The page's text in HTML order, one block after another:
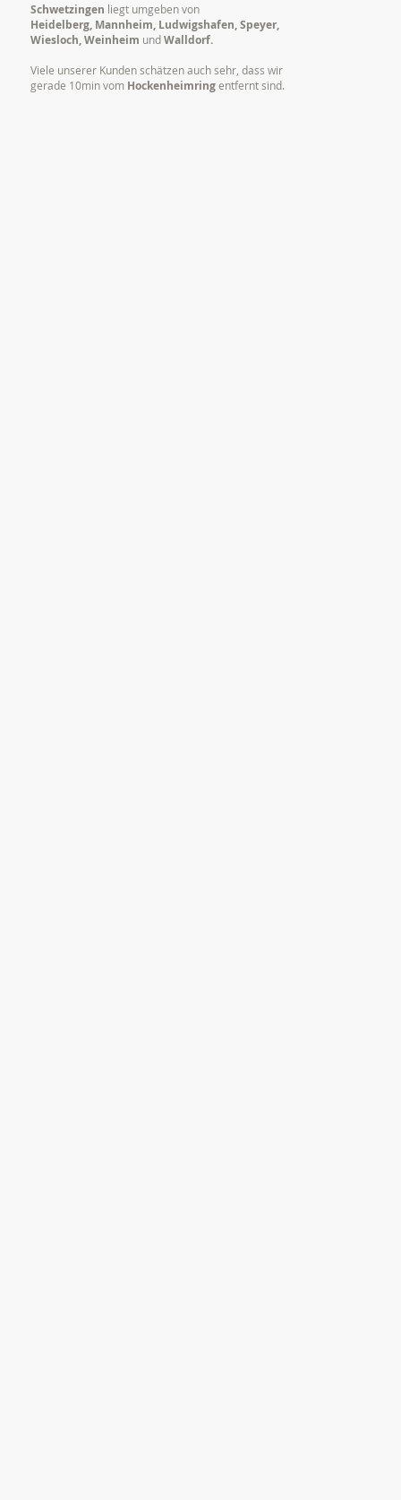
Schwetzingen liegt umgeben von
Heidelberg, Mannheim, Ludwigshafen, Speyer,
Wiesloch, Weinheim undWalldorf.
Viele unserer Kunden schätzen auch sehr, dass wir
gerade 10min vom Hockenheimringentfernt sind.